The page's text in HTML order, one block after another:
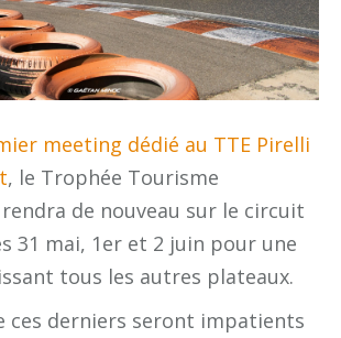
meeting dédié au TTE Pirelli
, le Trophée Tourisme
rendra de nouveau sur le circuit
31 mai, 1er et 2 juin pour une
tous les autres plateaux.
ces derniers seront impatients